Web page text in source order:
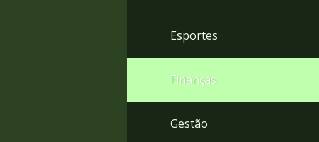
Esportes
Finanças
Gestão